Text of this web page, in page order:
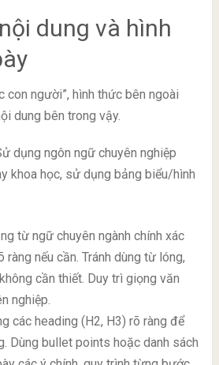
dung và hình
con người”, hình thức bên ngoài
dung bên trong vậy.
dụng ngôn ngữ chuyên nghiệp
khoa học, sử dụng bảng biểu/hình
từ ngữ chuyên ngành chính xác
nếu cần. Tránh dùng từ lóng,
cần thiết. Duy trì giọng văn
nghiệp.
các heading (H2, H3) rõ ràng để
Dùng bullet points hoặc danh sách